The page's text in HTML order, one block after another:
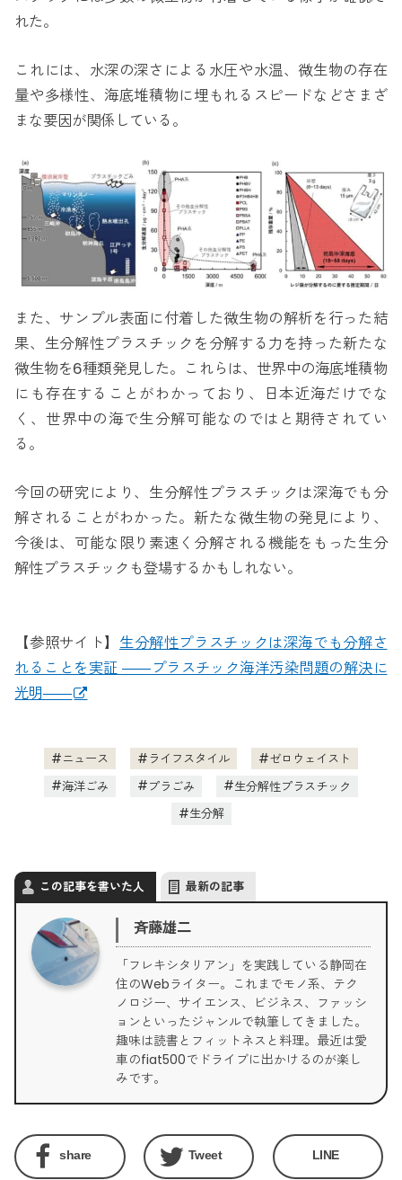
れた。
これには、水深の深さによる水圧や水温、微生物の存在
量や多様性、海底堆積物に埋もれるスピードなどさまざ
まな要因が関係している。
また、サンプル表面に付着した微生物の解析を行った結
果、生分解性プラスチックを分解する力を持った新たな
微生物を6種類発見した。これらは、世界中の海底堆積物
にも存在することがわかっており、日本近海だけでな
く、世界中の海で生分解可能なのではと期待されてい
る。
今回の研究により、生分解性プラスチックは深海でも分
解されることがわかった。新たな微生物の発見により、
今後は、可能な限り素速く分解される機能をもった生分
解性プラスチックも登場するかもしれない。
【参照サイト】 生分解性プラスチックは深海でも分解さ
れることを実証 ――プラスチック海洋汚染問題の解決に
光明――
ニュース ライフスタイル
ゼロウェイスト
海洋ごみ
プラごみ
生分解性プラスチック
生分解
この記事を書いた人 最新の記事
斉藤雄二
「フレキシタリアン」を実践している静岡在
住のWebライター。これまでモノ系、テク
ノロジー、サイエンス、ビジネス、ファッシ
ョンといったジャンルで執筆してきました。
趣味は読書とフィットネスと料理。最近は愛
車のfiat500でドライブに出かけるのが楽し
みです。
share Tweet LINE